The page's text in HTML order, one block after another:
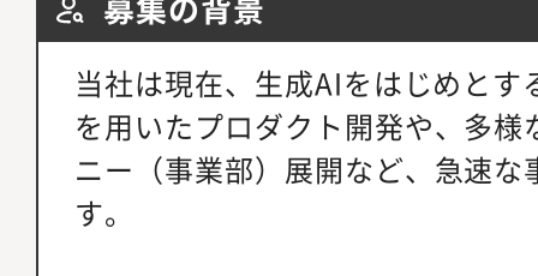
当社は現在、生成AIをはじめと
を用いたプロダクト開発や、多
ニー（事業部）展開など、急速
す。